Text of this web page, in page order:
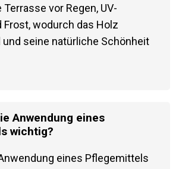
vor Regen, UV-
Frost, wodurch das Holz
und seine natürliche Schönheit
Anwendung eines
wichtig?
eines Pflegemittels